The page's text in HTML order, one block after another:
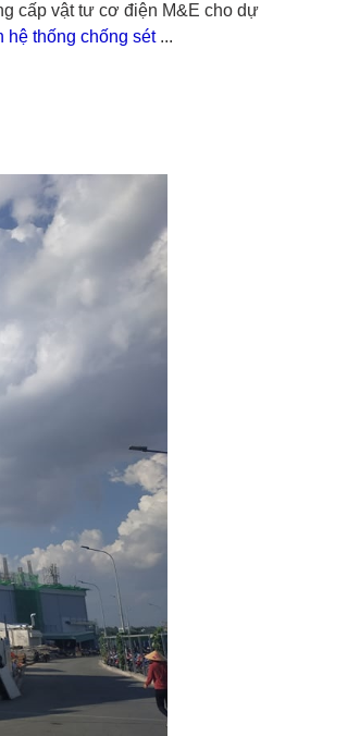
cấp vật tư cơ điện M&E cho dự
hệ thống chống sét ...